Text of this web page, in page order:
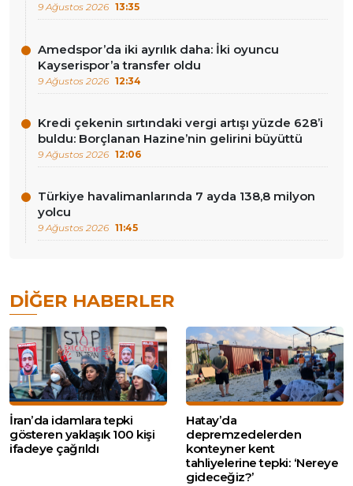
9 Ağustos 2026 13:35
Amedspor’da iki ayrılık daha: İki oyuncu
Kayserispor’a transfer oldu
9 Ağustos 2026 12:34
Kredi çekenin sırtındaki vergi artışı yüzde 628’i
buldu: Borçlanan Hazine’nin gelirini büyüttü
9 Ağustos 2026 12:06
Türkiye havalimanlarında 7 ayda 138,8 milyon
yolcu
9 Ağustos 2026 11:45
DIĞER HABERLER
İran’da idamlara tepki
gösteren yaklaşık 100 kişi
ifadeye çağrıldı
Hatay’da
depremzedelerden
konteyner kent
tahliyelerine tepki: ‘Nereye
gideceğiz?’